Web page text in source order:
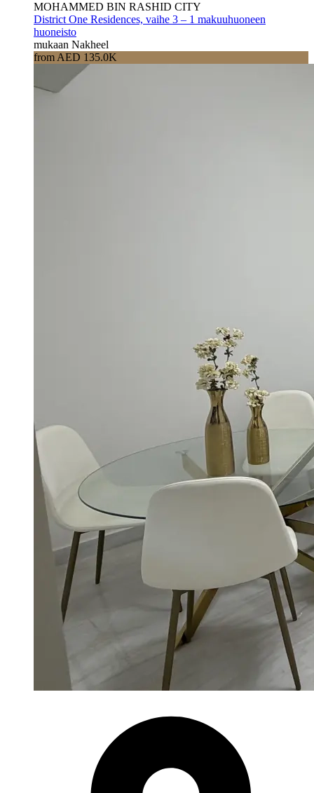
MOHAMMED BIN RASHID CITY
District One Residences, vaihe 3 – 1 makuuhuoneen
huoneisto
mukaan Nakheel
from AED 135.0K